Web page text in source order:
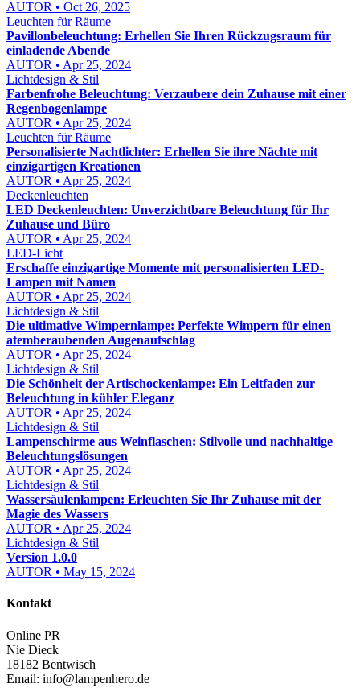
AUTOR • Oct 26, 2025
Leuchten für Räume
Pavillonbeleuchtung: Erhellen Sie Ihren Rückzugsraum für
einladende Abende
AUTOR • Apr 25, 2024
Lichtdesign & Stil
Farbenfrohe Beleuchtung: Verzaubere dein Zuhause mit einer
Regenbogenlampe
AUTOR • Apr 25, 2024
Leuchten für Räume
Personalisierte Nachtlichter: Erhellen Sie ihre Nächte mit
einzigartigen Kreationen
AUTOR • Apr 25, 2024
Deckenleuchten
LED Deckenleuchten: Unverzichtbare Beleuchtung für Ihr
Zuhause und Büro
AUTOR • Apr 25, 2024
LED-Licht
Erschaffe einzigartige Momente mit personalisierten LED-
Lampen mit Namen
AUTOR • Apr 25, 2024
Lichtdesign & Stil
Die ultimative Wimpernlampe: Perfekte Wimpern für einen
atemberaubenden Augenaufschlag
AUTOR • Apr 25, 2024
Lichtdesign & Stil
Die Schönheit der Artischockenlampe: Ein Leitfaden zur
Beleuchtung in kühler Eleganz
AUTOR • Apr 25, 2024
Lichtdesign & Stil
Lampenschirme aus Weinflaschen: Stilvolle und nachhaltige
Beleuchtungslösungen
AUTOR • Apr 25, 2024
Lichtdesign & Stil
Wassersäulenlampen: Erleuchten Sie Ihr Zuhause mit der
Magie des Wassers
AUTOR • Apr 25, 2024
Lichtdesign & Stil
Version 1.0.0
AUTOR • May 15, 2024
Kontakt
Online PR
Nie Dieck
18182 Bentwisch
Email: info@lampenhero.de